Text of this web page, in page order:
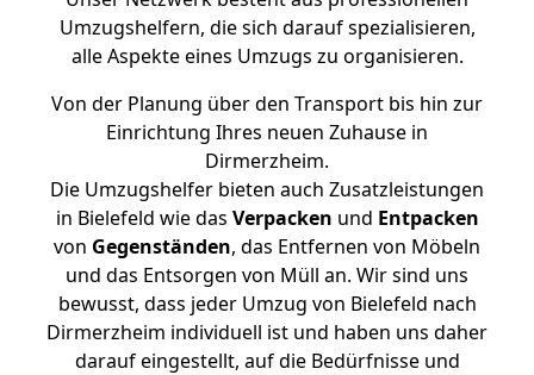
Umzugshelfern, die sich darauf spezialisieren,
alle Aspekte eines Umzugs zu organisieren.
Von der Planung über den Transport bis hin zur
Einrichtung Ihres neuen Zuhause in
Dirmerzheim.
Die Umzugshelfer bieten auch Zusatzleistungen
in Bielefeld wie das Verpacken und Entpacken
von Gegenständen, das Entfernen von Möbeln
und das Entsorgen von Müll an. Wir sind uns
bewusst, dass jeder Umzug von Bielefeld nach
Dirmerzheim individuell ist und haben uns daher
darauf eingestellt, auf die Bedürfnisse und